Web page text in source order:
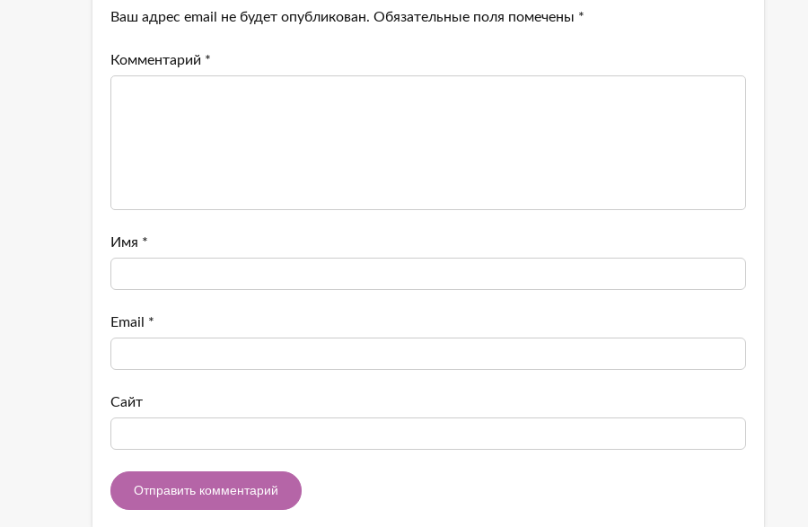
Ваш адрес email не будет опубликован. Обязательные поля помечены *
Комментарий *
Имя *
Email *
Сайт